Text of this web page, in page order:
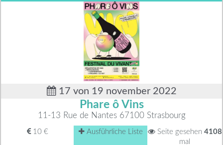
17 von 19 november 2022
Phare ô Vins
11-13 Rue de Nantes 67100 Strasbourg
10 € Ausführliche Liste Seite gesehen 4108
mal